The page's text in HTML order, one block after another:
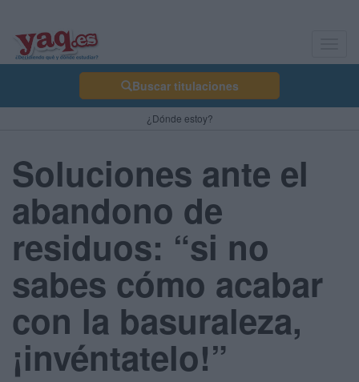
Buscar titulaciones
¿Dónde estoy?
Soluciones ante el
abandono de
residuos: “si no
sabes cómo acabar
con la basuraleza,
¡invéntatelo!”